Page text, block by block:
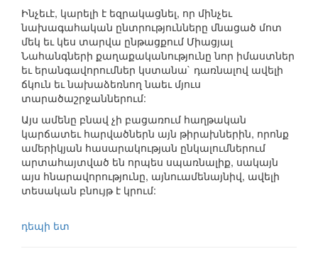
Ինչեւէ, կարելի է եզրակացնել, որ մինչեւ
նախագահական ընտրությունները մնացած մոտ
մեկ եւ կես տարվա ընթացքում Միացյալ
Նահանգների քաղաքականությունը նոր իմաստներ
եւ երանգավորումներ կստանա` դառնալով ավելի
ճկուն եւ նախաձեռնող նաեւ մյուս
տարածաշրջաններում:
Այս ամենը բնավ չի բացառում հաղթական
կարճատեւ հարվածներն այն թիրախներին, որոնք
ամերիկյան հասարակության ընկալումներում
արտահայտված են որպես սպառնալիք, սակայն
այս հնարավորությունը, այնուամենայնիվ, ավելի
տեսական բնույթ է կրում:
դեպի ետ